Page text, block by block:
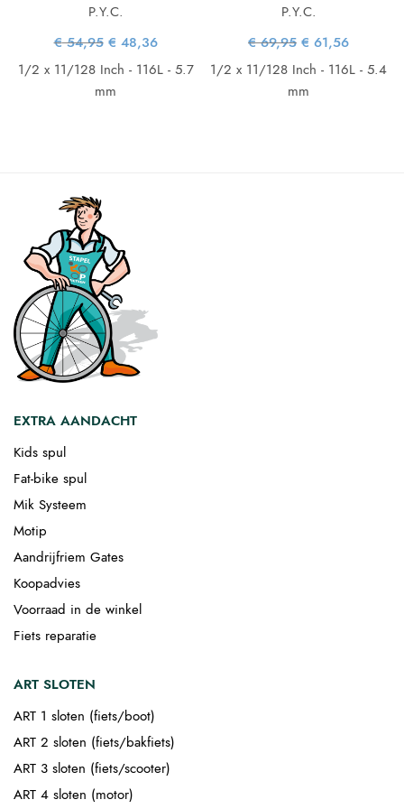
P.Y.C.
€54,95 Oorspronkelijke
prijs was:
€ 54,95.
€ 48,36
€ 48,36.
1/2 x 11/128 Inch - 116L - 5.7
mm
P.Y.C.
€69,95 Oorspronkelijke
prijs was:
€ 69,95.
€ 61,56
€ 61,56.
1/2 x 11/128 Inch - 116L - 5.4
mm
EXTRA AANDACHT
Kids spul
Fat-bike spul
Mik Systeem
Motip
Aandrijfriem Gates
Koopadvies
Voorraad in de winkel
Fiets reparatie
ART SLOTEN
ART 1 sloten (fiets/boot)
ART 2 sloten (fiets/bakfiets)
ART 3 sloten (fiets/scooter)
ART 4 sloten (motor)